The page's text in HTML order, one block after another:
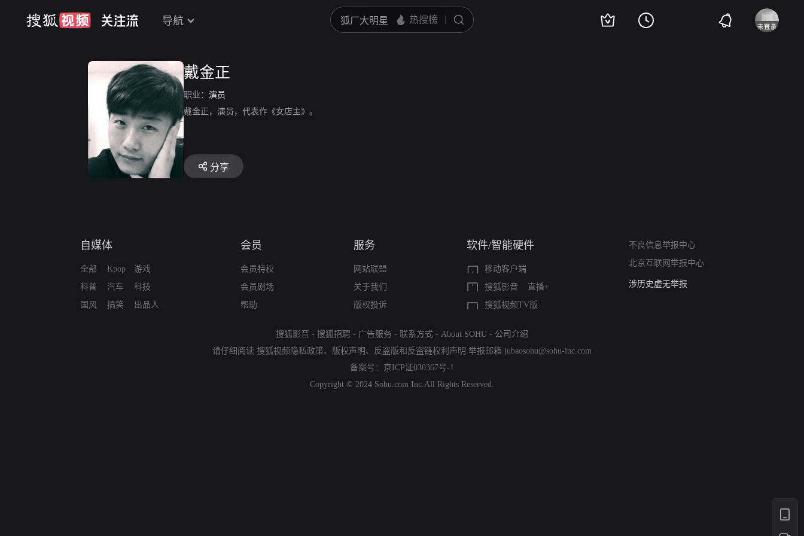
导航
戴金正
职业： 演员
戴金正，演员，代表作《女店主》。
分享
自媒体
全部
科普
国风
Kpop
汽车
搞笑
游戏
科技
出品人
会员
会员特权
会员剧场
帮助
服务
网站联盟
关于我们
版权投诉
软件/智能硬件
移动客户端
搜狐影音
直播+
搜狐视频TV版
不良信息举报中心
北京互联网举报中心
亚运会举报专区
涉历史虚无举报
搜狐影音 - 搜狐招聘 - 广告服务 - 联系方式 - About SOHU - 公司介绍
请仔细阅读 搜狐视频隐私政策、 版权声明 、 反盗版和反盗链权利声明 举报邮箱 jubaosohu@sohu-inc.com
备案号： 京ICP证030367号-1
Copyright © 2024 Sohu.com Inc.All Rights Reserved.